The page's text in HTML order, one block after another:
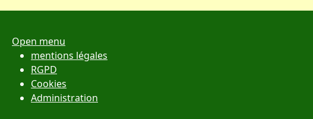
Open menu
mentions légales
RGPD
Cookies
Administration